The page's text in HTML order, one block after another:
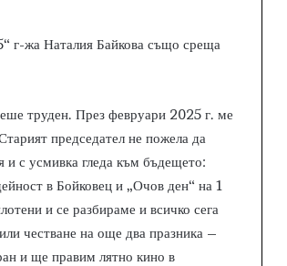
г-жа Наталия Байкова също среща
труден. През февруари 2025 г. ме
председател не пожела да
и с усмивка гледа към бъдещето:
в Бойковец и „Очов ден“ на 1
и се разбираме и всичко сега
честване на още два празника –
и ще правим лятно кино в